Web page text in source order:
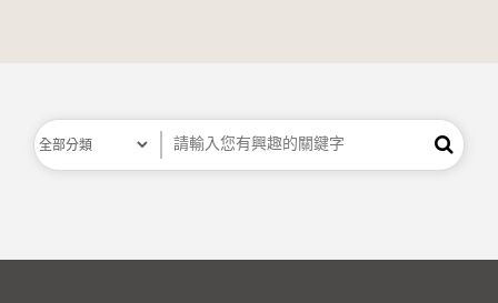
分類 關鍵字 搜尋